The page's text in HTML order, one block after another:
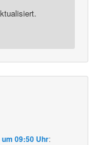
um 09:50 Uhr: